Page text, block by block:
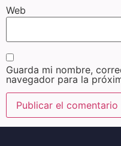
Web
Guarda mi nombre,
navegador para la